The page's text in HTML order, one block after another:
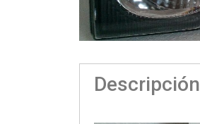
Descripción